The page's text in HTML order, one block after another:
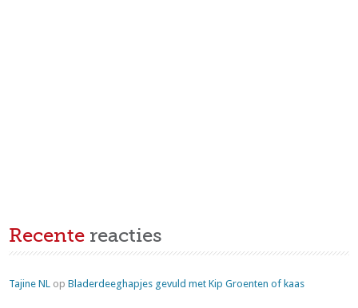
Recente reacties
Tajine NL opBladerdeeghapjes gevuld met Kip Groenten of kaas